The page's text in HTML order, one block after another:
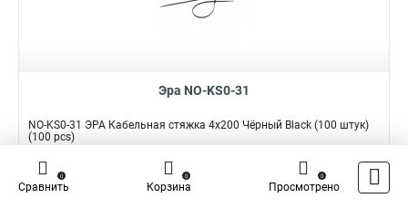
Эра NO-KS0-31
NO-KS0-31 ЭРА Кабельная стяжка 4x200 Чёрный Black (100 штук)
(100 pcs)
Подробнее Сравнить
Наличие:
Сравнить
0
Корзина
0
Просмотрено
0